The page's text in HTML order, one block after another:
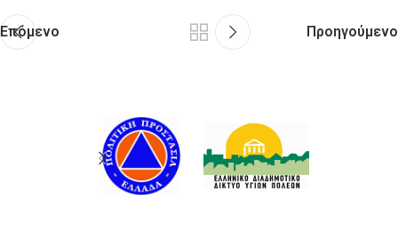
Επόμενο Προηγούμενο